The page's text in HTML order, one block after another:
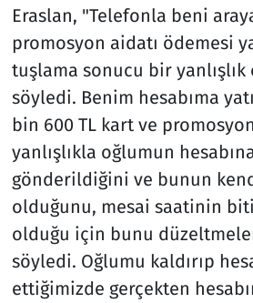
Eraslan, "Telefonla beni
promosyon aidatı ödemesi
tuşlama sonucu bir
söyledi. Benim hesabıma
bin 600 TL kart ve
yanlışlıkla oğlumun
gönderildiğini ve bunun
olduğunu, mesai saatinin
olduğu için bunu
söyledi. Oğlumu kaldırıp
ettiğimizde gerçekten